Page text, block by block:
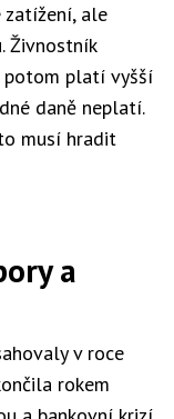
ale
Živnostník
potom platí vyšší
daně neplatí.
musí hradit
a
v roce
rokem